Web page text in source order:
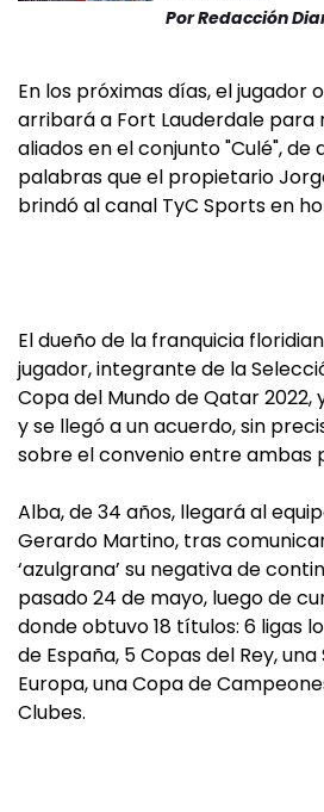
PorRedacción
En los próximas días, el jugador
arribará a Fort Lauderdale para
aliados en el conjunto "Culé", de
palabras que el propietario
brindó al canal TyC Sports en
El dueño de la franquicia
jugador, integrante de la
Copa del Mundo de Qatar
y se llegó a un acuerdo, sin
sobre el convenio entre ambas
Alba, de 34 años, llegará al
Gerardo Martino, tras
‘azulgrana’ su negativa de
pasado 24 de mayo, luego de
donde obtuvo 18 títulos: 6 ligas
de España, 5 Copas del Rey,
Europa, una Copa de
Clubes.